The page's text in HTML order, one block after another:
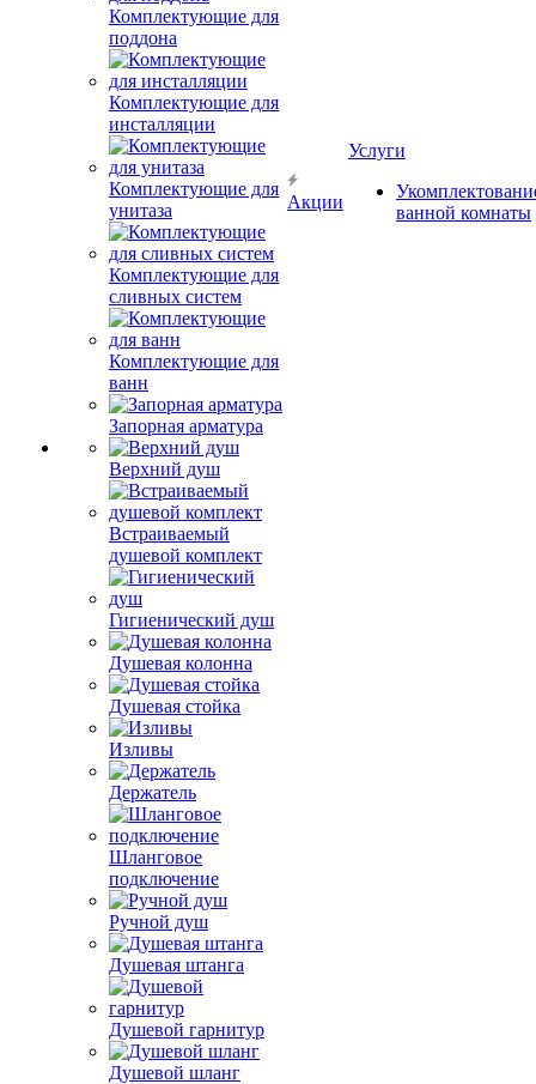
Комплектующие для
поддона
Комплектующие для
инсталляции
Комплектующие для
унитаза
Комплектующие для
сливных систем
Комплектующие для
ванн
Запорная арматура
Верхний душ
Встраиваемый
душевой комплект
Гигиенический душ
Душевая колонна
Душевая стойка
Изливы
Держатель
Шланговое
подключение
Ручной душ
Душевая штанга
Душевой гарнитур
Душевой шланг
Акции
Услуги
ванной комнаты